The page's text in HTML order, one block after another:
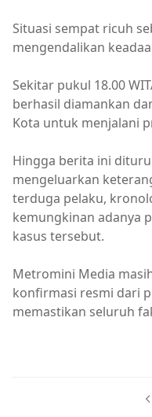
Situasi sempat ricuh
mengendalikan
Sekitar pukul 18.00
berhasil diamankan
Kota untuk menjalani
Hingga berita ini
mengeluarkan
terduga pelaku,
kemungkinan adanya
kasus tersebut.
Metromini Media
konfirmasi resmi dari
memastikan seluruh